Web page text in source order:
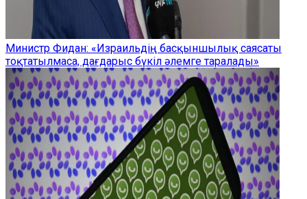
Министр Фидан: «Израильдің басқыншылық саясаты
тоқтатылмаса, дағдарыс бүкіл әлемге таралады»